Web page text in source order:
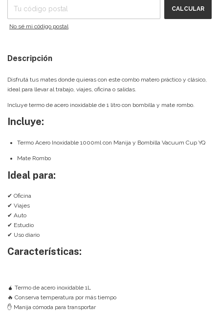
CALCULAR
No sé mi código postal
Descripción
Disfrutá tus mates donde quieras con este combo matero práctico y clásico,
ideal para llevar al trabajo, viajes, oficina o salidas.
Incluye termo de acero inoxidable de 1 litro con bombilla y mate rombo.
Incluye:
Termo Acero Inoxidable 1000ml con Manija y Bombilla Vacuum Cup YQ
Mate Rombo
Ideal para:
✔ Oficina
✔ Viajes
✔ Auto
✔ Estudio
✔ Uso diario
Características:
🧉 Termo de acero inoxidable 1L
🔥 Conserva temperatura por más tiempo
✋ Manija cómoda para transportar